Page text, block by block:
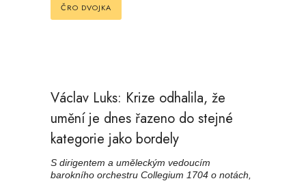
ČRO DVOJKA
Václav Luks: Krize odhalila, že
umění je dnes řazeno do stejné
kategorie jako bordely
S dirigentem a uměleckým vedoucím
barokního orchestru Collegium 1704 o notách,